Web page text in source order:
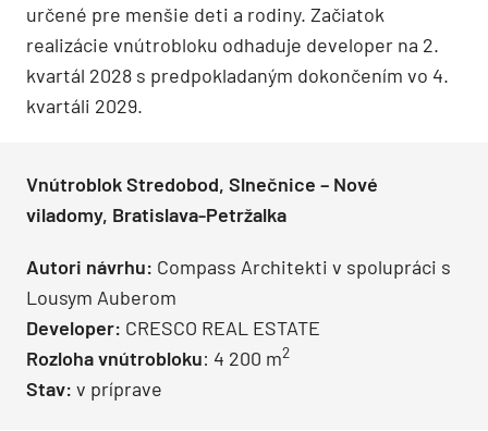
určené pre menšie deti a rodiny. Začiatok
realizácie vnútrobloku odhaduje developer na 2.
kvartál 2028 s predpokladaným dokončením vo 4.
kvartáli 2029.
Vnútroblok Stredobod, Slnečnice – Nové
viladomy, Bratislava-Petržalka
Autori návrhu: Compass Architekti v spolupráci s
Lousym Auberom
Developer: CRESCO REAL ESTATE
Rozloha vnútrobloku: 4 200 m2
Stav: v príprave